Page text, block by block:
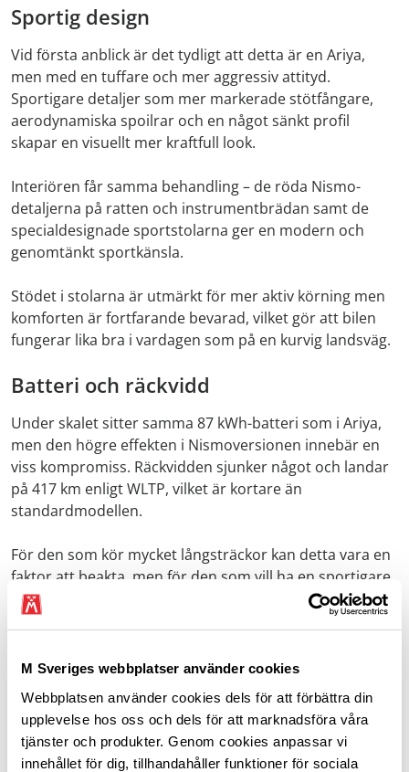
M Sveriges webbplatser använder cookies
Webbplatsen använder cookies dels för att förbättra din
upplevelse hos oss och dels för att marknadsföra våra
tjänster och produkter. Genom cookies anpassar vi
innehållet för dig, tillhandahåller funktioner för sociala
Sportig design
Vid första anblick är det tydligt att detta är en Ariya,
men med en tuffare och mer aggressiv attityd.
Sportigare detaljer som mer markerade stötfångare,
aerodynamiska spoilrar och en något sänkt profil
skapar en visuellt mer kraftfull look.
Interiören får samma behandling – de röda Nismo-
detaljerna på ratten och instrumentbrädan samt de
specialdesignade sportstolarna ger en modern och
genomtänkt sportkänsla.
Stödet i stolarna är utmärkt för mer aktiv körning men
komforten är fortfarande bevarad, vilket gör att bilen
fungerar lika bra i vardagen som på en kurvig landsväg.
Batteri och räckvidd
Under skalet sitter samma 87 kWh-batteri som i Ariya,
men den högre effekten i Nismoversionen innebär en
viss kompromiss. Räckvidden sjunker något och landar
på 417 km enligt WLTP, vilket är kortare än
standardmodellen.
För den som kör mycket långsträckor kan detta vara en
faktor att beakta, men för den som vill ha en sportigare
elsuv utan att helt offra praktisk användbarhet är det
en rimlig kompromiss.